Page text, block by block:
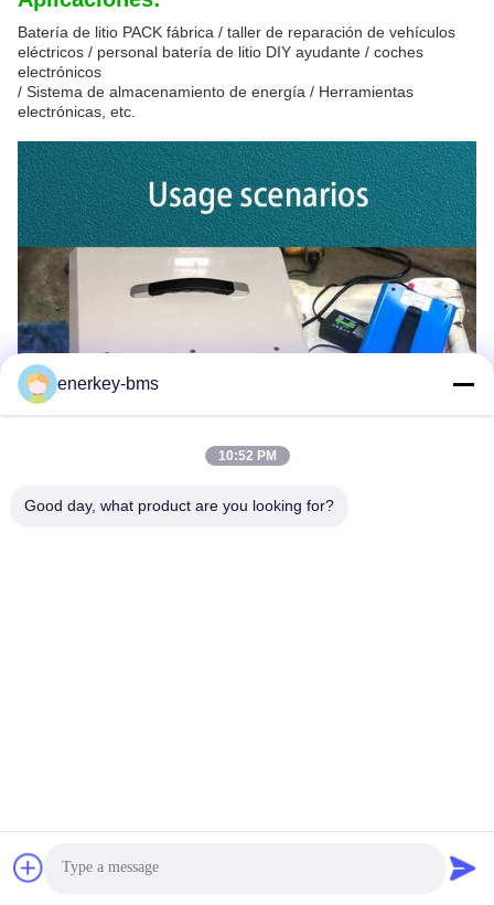
Batería de litio PACK fábrica / taller de reparación de vehículos
eléctricos / personal batería de litio DIY ayudante / coches
electrónicos
/ Sistema de almacenamiento de energía / Herramientas
electrónicas, etc.
enerkey-bms
10:52 PM
Good day, what product are you looking for?